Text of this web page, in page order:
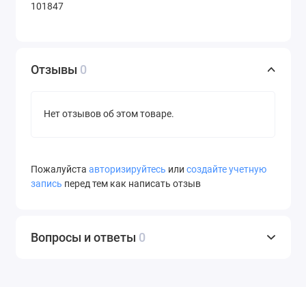
101847
Отзывы 0
Нет отзывов об этом товаре.
Пожалуйста авторизируйтесь или создайте учетную
запись перед тем как написать отзыв
Вопросы и ответы 0